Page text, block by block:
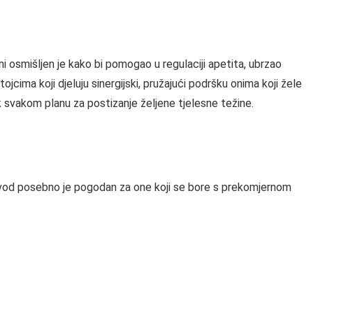
osmišljen je kako bi pomogao u regulaciji apetita, ubrzao
koji djeluju sinergijski, pružajući podršku onima koji žele
planu za postizanje željene tjelesne težine.
posebno je pogodan za one koji se bore s prekomjernom